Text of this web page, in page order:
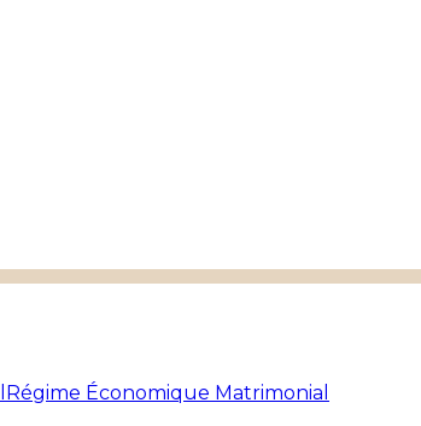
Régime Économique Matrimonial